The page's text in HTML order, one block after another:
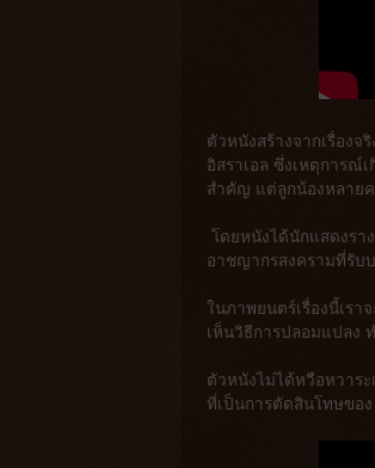
ตัวหนังสร้างจากเรื่อง
อิสราเอล ซึ่งเหตุการณ์
สำคัญ แต่ลูกน้องหลายค
โดยหนังได้นักแสดงรา
อาชญากรสงครามที่รับ
ในภาพยนตร์เรื่องนี้เรา
เห็นวิธีการปลอมแปลง
ตัวหนังไม่ได้หวือหวาร
ที่เป็นการตัดสินโทษขอ